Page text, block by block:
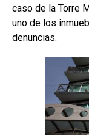
caso de la Torre
uno de los
denuncias.